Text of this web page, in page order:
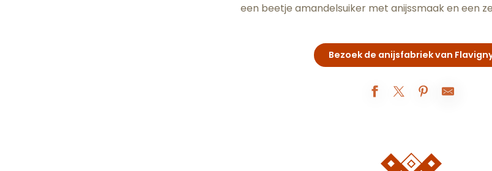
een beetje amandelsuiker met anijssmaak en een
Bezoek de anijsfabriek van